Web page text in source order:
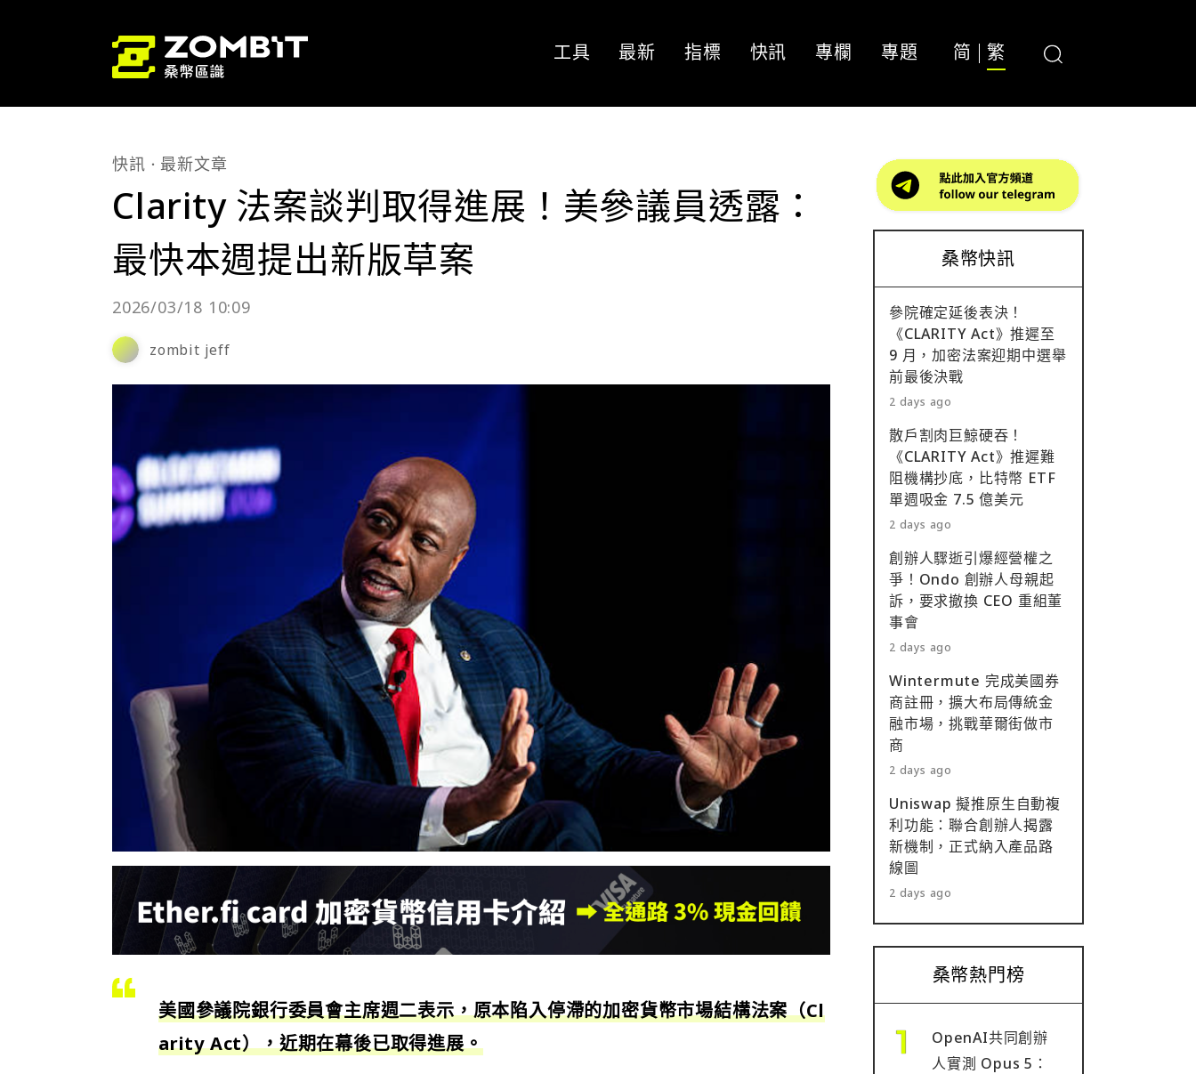
工具 最新 指標 快訊 專欄 專題 简 繁
快訊 最新文章
Clarity 法案談判取得進展！美參議員透露：
最快本週提出新版草案
2026/03/18 10:09
zombit jeff
美國參議院銀行委員會主席週二表示，原本陷入停滯的加密貨幣市場結構法案（Cl
arity Act），近期在幕後已取得進展。
桑幣快訊
參院確定延後表決！
《CLARITY Act》推遲至
9 月，加密法案迎期中選舉
前最後決戰
2 days ago
散戶割肉巨鯨硬吞！
《CLARITY Act》推遲難
阻機構抄底，比特幣 ETF
單週吸金 7.5 億美元
2 days ago
創辦人驟逝引爆經營權之
爭！Ondo 創辦人母親起
訴，要求撤換 CEO 重組董
事會
2 days ago
Wintermute 完成美國券
商註冊，擴大布局傳統金
融市場，挑戰華爾街做市
商
2 days ago
Uniswap 擬推原生自動複
利功能：聯合創辦人揭露
新機制，正式納入產品路
線圖
2 days ago
桑幣熱門榜
OpenAI共同創辦
人實測 Opus 5：